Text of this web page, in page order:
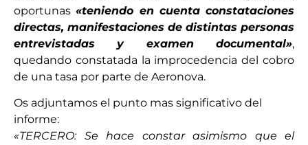
oportunas«teniendo en cuenta constataciones
directas, manifestaciones de distintas personas
entrevistadas y examen documental»,
quedando constatada la improcedencia del cobro
de una tasa por parte de Aeronova.
Os adjuntamos el punto mas significativo del
informe:
«TERCERO: Se hace constar asimismo que el